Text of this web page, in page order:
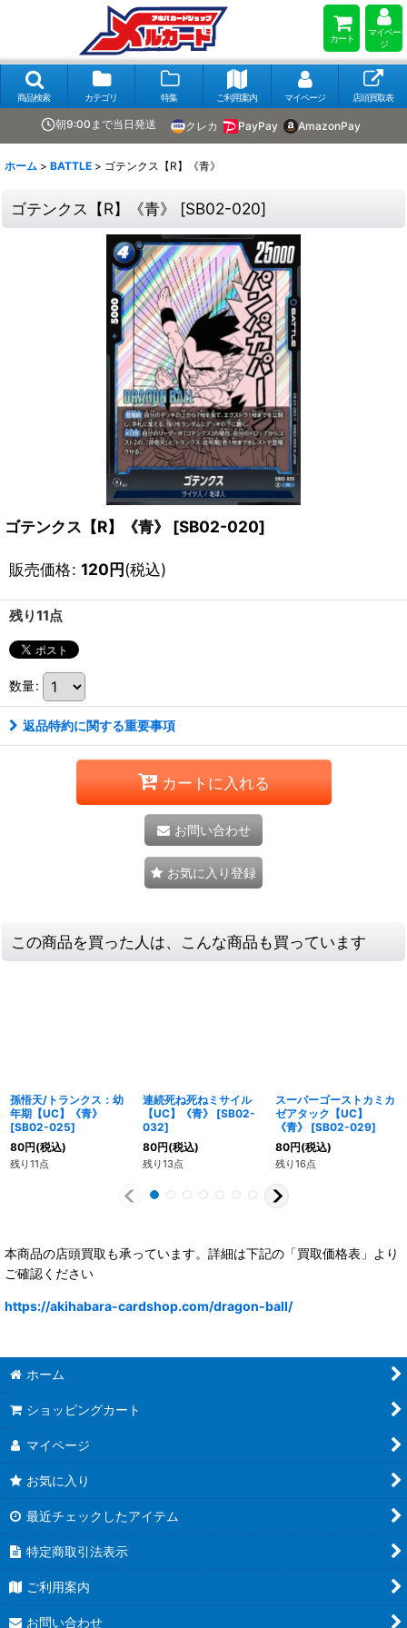
カート
マイペー
ジ
商品検索 カテゴリ 特集 ご利用案内 マイページ 店頭買取表
朝9:00まで当日発送 クレカ PayPay AmazonPay
ホーム > BATTLE > ゴテンクス【R】《青》
ゴテンクス【R】《青》 [SB02-020]
ゴテンクス【R】《青》 [SB02-020]
販売価格: 120円(税込)
残り11点
数量:
返品特約に関する重要事項
カートに入れる
お問い合わせ
お気に入り登録
この商品を買った人は、こんな商品も買っています
孫悟天/トランクス：幼
年期【UC】《青》
[SB02-025]
80円(税込)
残り11点
連続死ね死ねミサイル
【UC】《青》
[SB02-
032]
80円(税込)
残り13点
スーパーゴーストカミカ
ゼアタック【UC】
《青》
[SB02-029]
80円(税込)
残り16点
本商品の店頭買取も承っています。詳細は下記の「買取価格表」より
ご確認ください
https://akihabara-cardshop.com/dragon-ball/
ホーム
ショッピングカート
マイページ
お気に入り
最近チェックしたアイテム
特定商取引法表示
ご利用案内
お問い合わせ